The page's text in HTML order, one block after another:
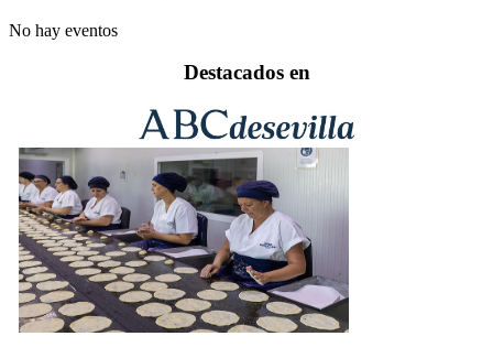
No hay eventos
Destacados en